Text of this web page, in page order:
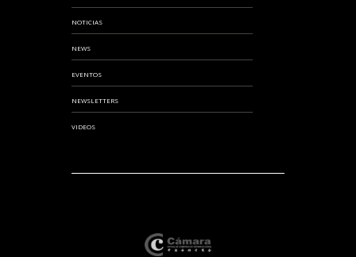
NOTICIAS
NEWS
EVENTOS
NEWSLETTERS
VIDEOS